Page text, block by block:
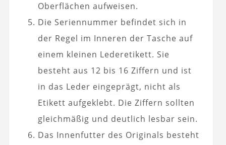
Oberflächen aufweisen.
Die Seriennummer befindet sich in
der Regel im Inneren der Tasche auf
einem kleinen Lederetikett. Sie
besteht aus 12 bis 16 Ziffern und ist
in das Leder eingeprägt, nicht als
Etikett aufgeklebt. Die Ziffern sollten
gleichmäßig und deutlich lesbar sein.
Das Innenfutter des Originals besteht